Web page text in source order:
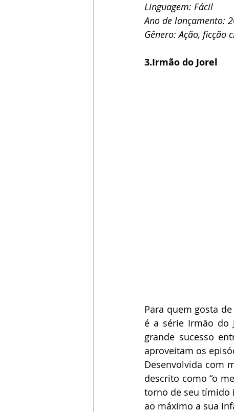
Linguagem: Fácil
Ano de lançamento:
Gênero: Ação, ficção
3.Irmão do Jorel
Para quem gosta
é a série Irmão do
grande sucesso
aproveitam os
Desenvolvida com
descrito como “o
torno de seu tímido
ao máximo a sua